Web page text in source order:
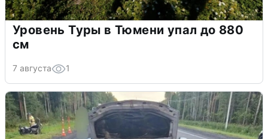
Уровень Туры в Тюмени упал до 880
см
7 августа 1